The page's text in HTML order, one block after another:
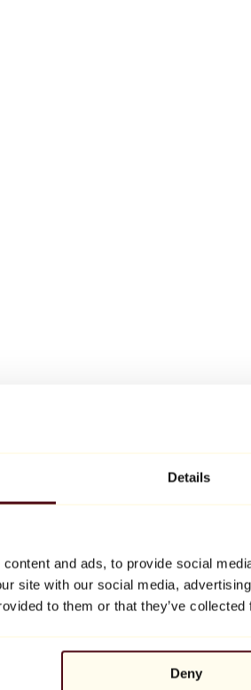
Details
and ads, to provide social
site with our social media,
to them or that they’ve
Deny